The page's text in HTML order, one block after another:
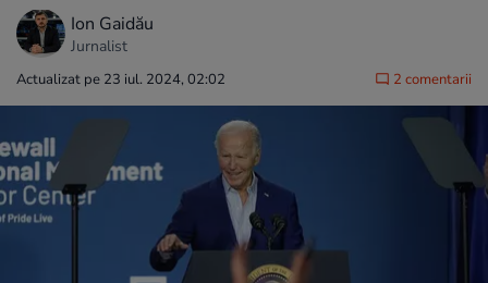
Ion Gaidău
Jurnalist
Actualizat pe 23 iul. 2024, 02:02 2 comentarii